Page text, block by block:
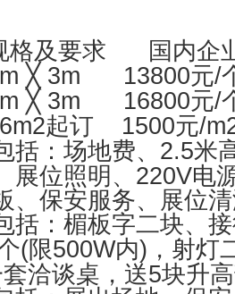
格及要求
国内企
╳ 3m 13800元/
╳ 3m 16800元/
起订 1500元/
括：场地费、 2.5米
展位照明、 220V电
、保安服务、展位
括：楣板字二块、
(限500W内) ，射灯
洽谈桌，送5块升